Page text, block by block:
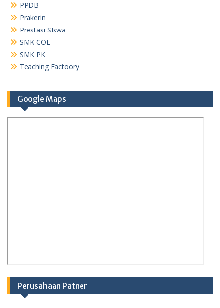
PPDB
Prakerin
Prestasi SIswa
SMK COE
SMK PK
Teaching Factoory
Google Maps
Perusahaan Patner